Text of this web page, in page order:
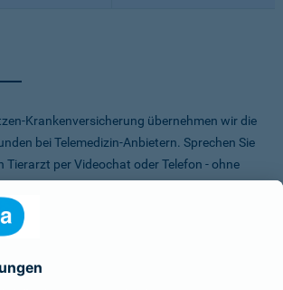
Krankenversicherung übernehmen wir die
bei Telemedizin-Anbietern. Sprechen Sie
Tierarzt per Videochat oder Telefon - ohne
Tier.
der Anbieter zu erleichtern, haben wir vorab
und Vorteile für Sie vereinbart. Sowohl
bei Pfotendoctor profitieren Sie von einer
Kosten werden also direkt zwischen dem